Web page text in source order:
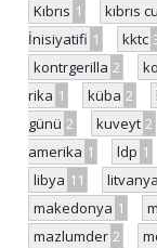
Kıbrıs 1 kıbrıs
İnisiyatifi 1 kktc
kontrgerilla 2
rika 1 küba 2
günü 2 kuveyt 2
amerika 1 ldp 1
libya 11 litvanya
makedonya 1
mazlumder 2